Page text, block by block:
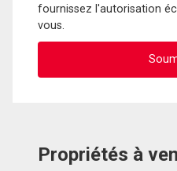
fournissez l'autorisation
vous.
Propriétés à